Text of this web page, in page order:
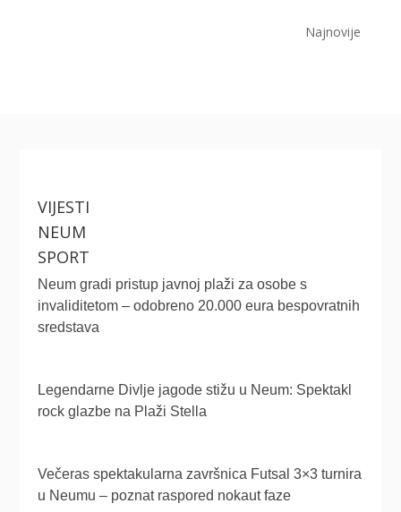
Najnovije
VIJESTI
NEUM
SPORT
Neum gradi pristup javnoj plaži za osobe s
invaliditetom – odobreno 20.000 eura bespovratnih
sredstava
Legendarne Divlje jagode stižu u Neum: Spektakl
rock glazbe na Plaži Stella
Večeras spektakularna završnica Futsal 3×3 turnira
u Neumu – poznat raspored nokaut faze